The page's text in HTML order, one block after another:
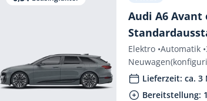
Audi A6
Elektro •Automatik •
Neuwagen
Lieferzeit: ca. 3
Bereitstellung: